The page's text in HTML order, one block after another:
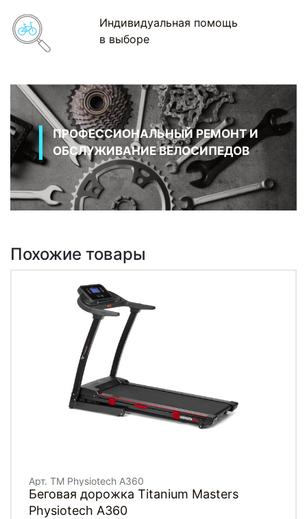
Индивидуальная помощь
в выборе
ПРОФЕССИОНАЛЬНЫЙ РЕМОНТ И
ОБСЛУЖИВАНИЕ ВЕЛОСИПЕДОВ
Похожие товары
Арт. TM Physiotech A360
Беговая дорожка Titanium Masters
Physiotech A360